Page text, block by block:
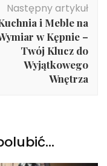
Następny artykuł
i Meble na
w Kępnie –
Twój Klucz do
Wyjątkowego
Wnętrza